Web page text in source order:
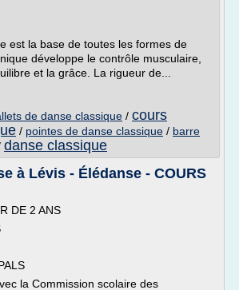
est la base de toutes les formes de
développe le contrôle musculaire,
et la grâce. La rigueur de...
de danse classique / cours
/ pointes de danse classique / barre
danse classique
à Lévis - Élédanse - COURS
DE 2 ANS
la Commission scolaire des